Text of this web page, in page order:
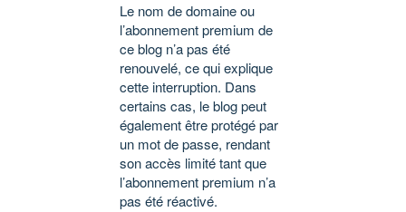
Le nom de domaine ou
l’abonnement premium de
ce blog n’a pas été
renouvelé, ce qui explique
cette interruption. Dans
certains cas, le blog peut
également être protégé par
un mot de passe, rendant
son accès limité tant que
l’abonnement premium n’a
pas été réactivé.